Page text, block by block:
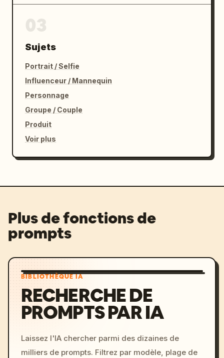
Sujets
Portrait / Selfie
Influenceur / Mannequin
Personnage
Groupe / Couple
Produit
Voir plus
Plus de fonctions de
prompts
BIBLIOTHÈQUE IA
RECHERCHE DE
PROMPTS PAR IA
Laissez l'IA chercher parmi des dizaines de
milliers de prompts. Filtrez par modèle, plage de